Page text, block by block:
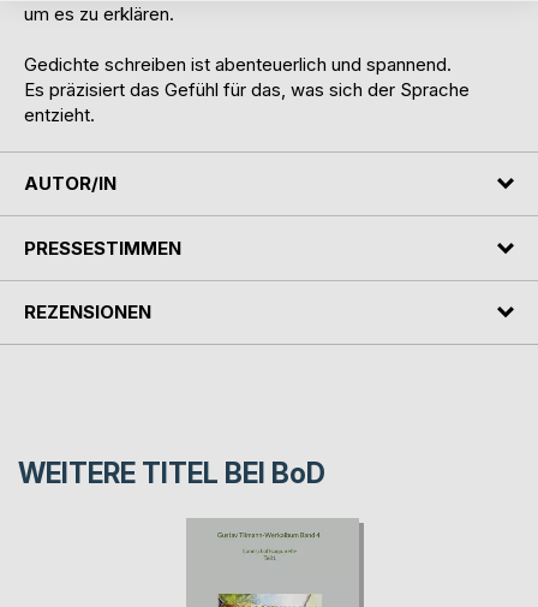
um es zu erklären.
Gedichte schreiben ist abenteuerlich und spannend.
Es präzisiert das Gefühl für das, was sich der Sprache
entzieht.
AUTOR/IN
PRESSESTIMMEN
REZENSIONEN
WEITERE TITEL BEI BoD